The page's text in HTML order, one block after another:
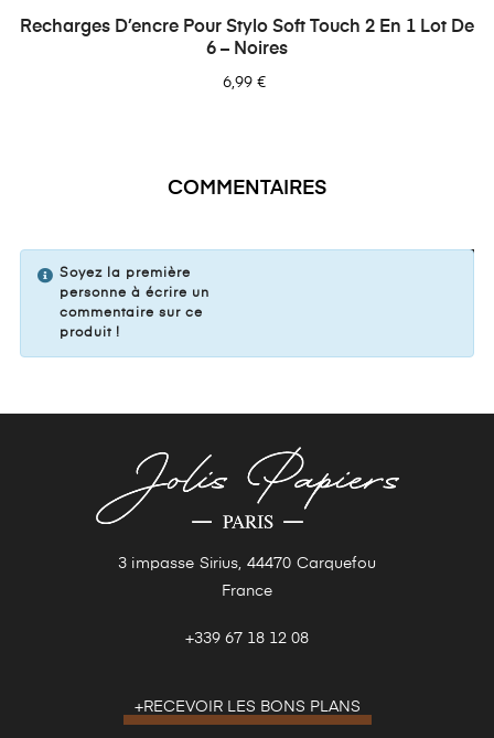
Recharges D’encre Pour Stylo Soft Touch 2 En 1 Lot De
6 – Noires
6,99 €
COMMENTAIRES
Soyez la première
personne à écrire un
commentaire sur ce
produit !
3 impasse Sirius, 44470 Carquefou
France
+339 67 18 12 08
+RECEVOIR LES BONS PLANS